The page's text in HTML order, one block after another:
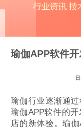
瑜伽APP软件
瑜伽行业逐渐通
瑜伽APP软件的
店的新体验。瑜